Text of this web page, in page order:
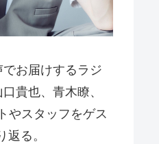
お届けするラジ
貴也、青木瞭、
やスタッフをゲス
る。